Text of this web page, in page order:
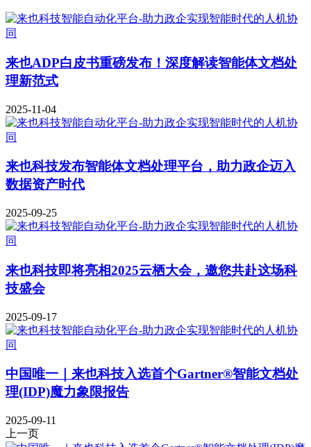
来也ADP白皮书重磅发布！深度解读智能体文档处
理新范式
2025-11-04
来也科技发布智能体文档处理平台，助力政企迈入
数据资产时代
2025-09-25
来也科技即将亮相2025云栖大会，邀您共赴这场科
技盛会
2025-09-17
中国唯一｜来也科技入选首个Gartner®智能文档处
理(IDP)魔力象限报告
2025-09-11
上一页